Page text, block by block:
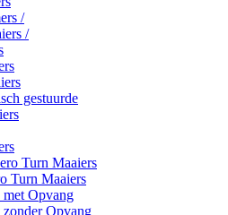
/
/
gestuurde
Turn Maaiers
Turn Maaiers
met Opvang
zonder Opvang